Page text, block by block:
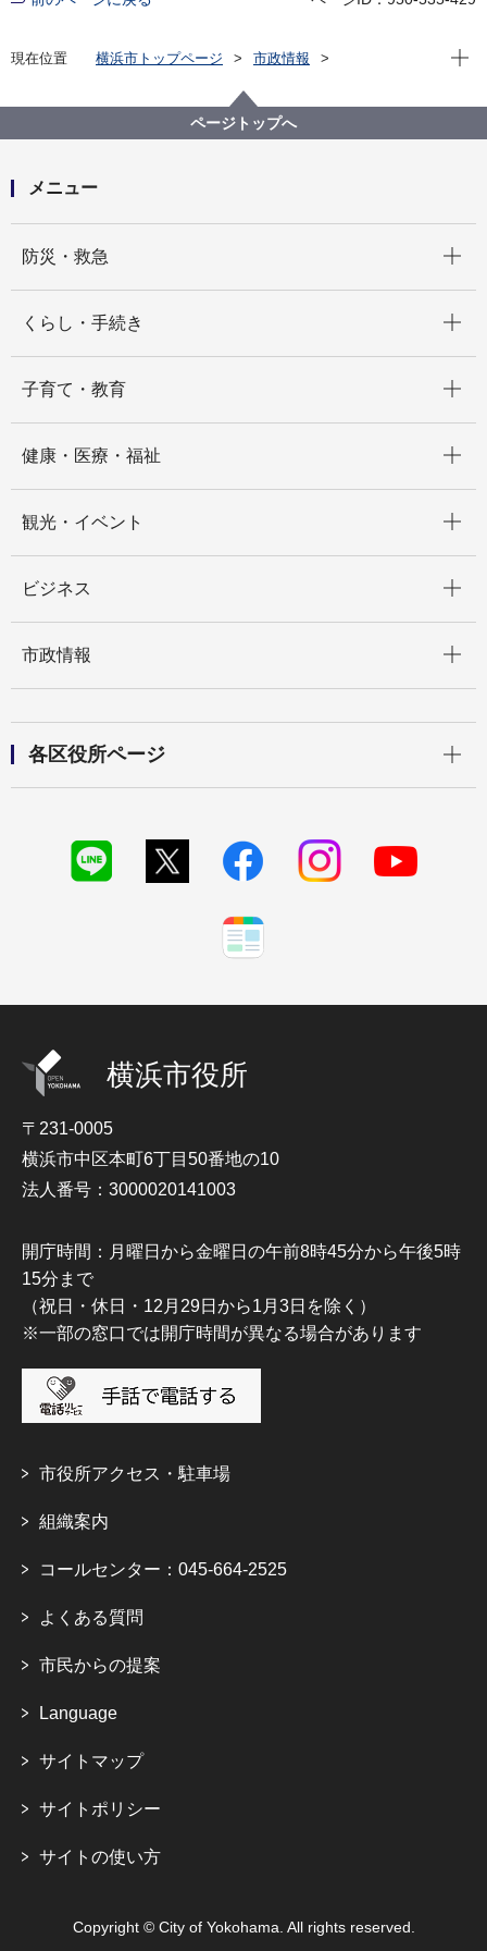
現在位置 横浜市トップページ
市政情報
谷口光貴選手から動物愛護基金へ寄附！～３ポイント
シュート成功数連動型の寄附・贈呈式を開催します～
現在
ページトップへ
メニュー
防災・救急
くらし・手続き
子育て・教育
健康・医療・福祉
観光・イベント
ビジネス
市政情報
各区役所ページ
横浜市役所
〒231-0005
横浜市中区本町6丁目50番地の10
法人番号：3000020141003
開庁時間：月曜日から金曜日の午前8時45分から午後5時
15分まで
（祝日・休日・12月29日から1月3日を除く）
※一部の窓口では開庁時間が異なる場合があります
市役所アクセス・駐車場
組織案内
コールセンター：045-664-2525
よくある質問
市民からの提案
Language
サイトマップ
サイトポリシー
サイトの使い方
Copyright © City of Yokohama. All rights reserved.